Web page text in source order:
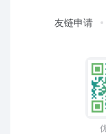
友链申请